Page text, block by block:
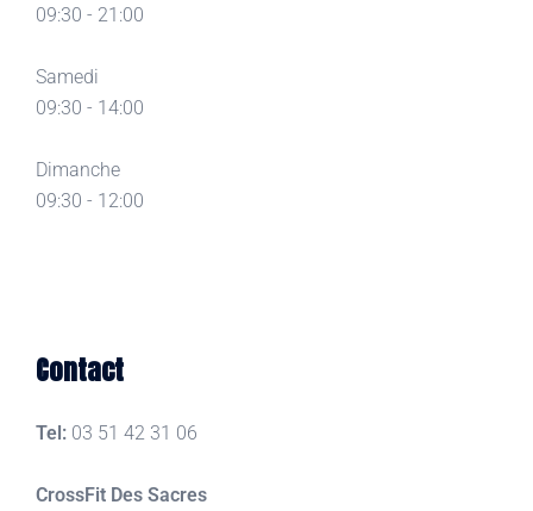
09:30 - 21:00
Samedi
09:30 - 14:00
Dimanche
09:30 - 12:00
Contact
Tel: 03 51 42 31 06
CrossFit Des Sacres